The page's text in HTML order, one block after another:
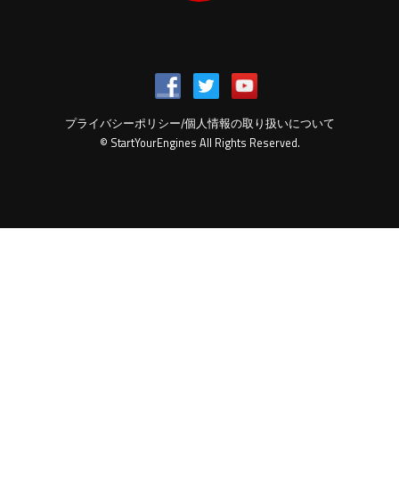
© StartYourEngines All Rights Reserved.
プライバシーポリシー/個人情報の取り扱いについて